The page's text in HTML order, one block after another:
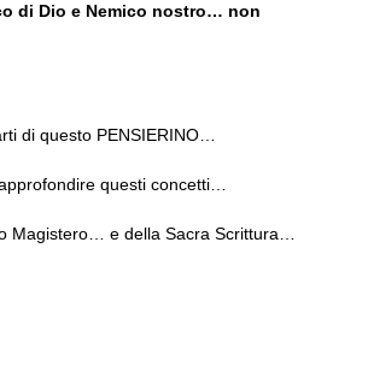
di Dio e Nemico nostro… non
di questo PENSIERINO…
questi concetti…
Magistero… e della Sacra Scrittura…